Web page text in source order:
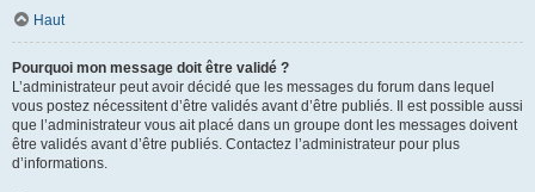
Haut
Pourquoi mon message doit être validé ?
L’administrateur peut avoir décidé que les messages du forum dans lequel
vous postez nécessitent d’être validés avant d’être publiés. Il est possible aussi
que l’administrateur vous ait placé dans un groupe dont les messages doivent
être validés avant d’être publiés. Contactez l’administrateur pour plus
d’informations.